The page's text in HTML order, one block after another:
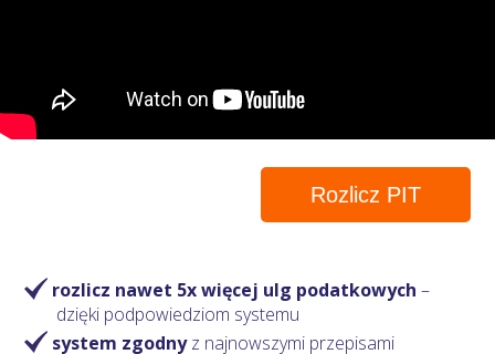
Rozlicz PIT
rozlicz nawet 5x więcej ulg podatkowych–
dzięki podpowiedziom systemu
system zgodnyz najnowszymi przepisami